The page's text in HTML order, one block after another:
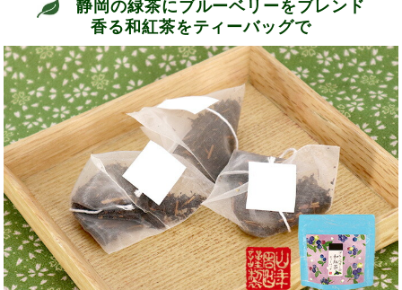
静岡の緑茶にブルーベリーをブレンド
香る和紅茶をティーバッグで